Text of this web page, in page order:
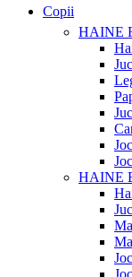
Copii
HAINE
HAINE